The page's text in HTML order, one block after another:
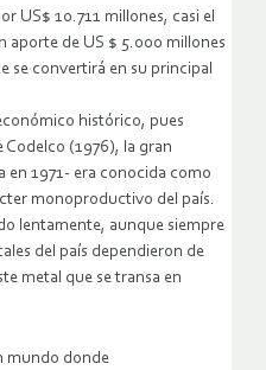
US$ 10.711 millones, casi el
aporte de US $ 5.000 millones
se convertirá en su principal
histórico, pues
(1976), la gran
en 1971- era conocida como
monoproductivo del país.
lentamente, aunque siempre
del país dependieron de
metal que se transa en
mundo donde